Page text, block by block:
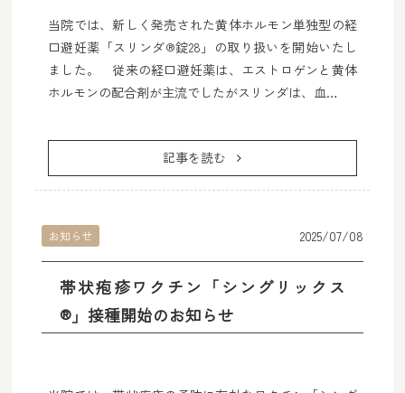
当院では、新しく発売された黄体ホルモン単独型の経
口避妊薬「スリンダ®錠28」の取り扱いを開始いたし
ました。 従来の経口避妊薬は、エストロゲンと黄体
ホルモンの配合剤が主流でしたがスリンダは、血…
記事を読む
帯状疱疹ワクチン「シングリックス
®」接種開始のお知らせ
お知らせ 2025/07/08